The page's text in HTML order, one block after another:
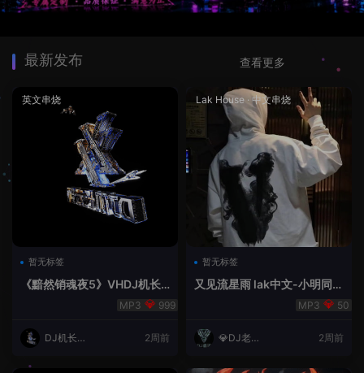
最新发布
英文串烧
暂无标签
《黯然销魂夜5》VHDJ机长
999
DJ机长云
2周前
Lak House · 中文串烧
暂无标签
又见流星雨 lak中文-小明同学
50
💎DJ老王
2周前
查看更多